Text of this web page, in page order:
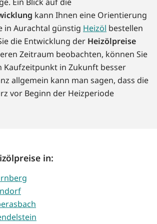
kann Ihnen eine Orientierung
in Aurachtal günstig Heizöl bestellen
die Entwicklung der Heizölpreise
Zeitraum beobachten, können Sie
Kaufzeitpunkt in Zukunft besser
allgemein kann man sagen, dass die
vor Beginn der Heizperiode
in: